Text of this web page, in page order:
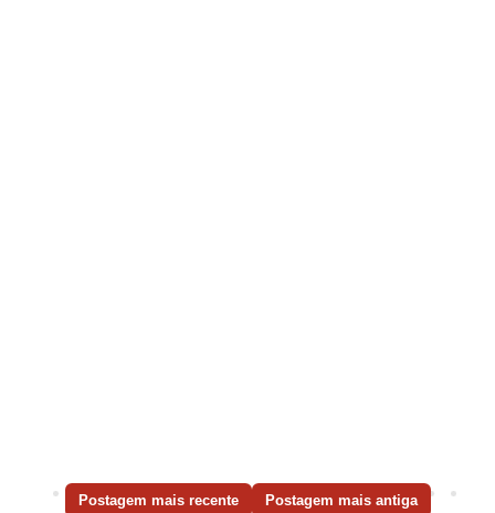
Postagem mais recente Postagem mais antiga